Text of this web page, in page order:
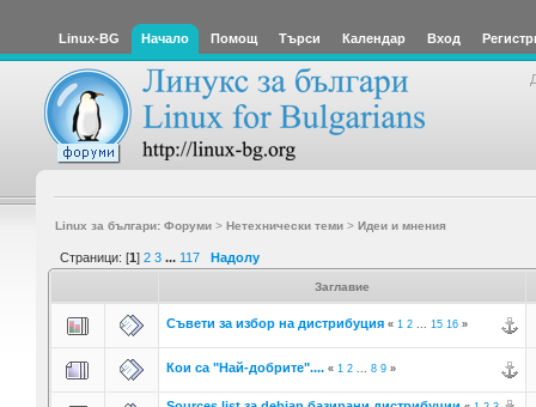
Linux-BG Начало Помощ Търси Календар Вход
Linux за българи: Форуми> Нетехнически теми> Идеи и мнения
Страници: [1] 2 3 ... 117 Надолу
Заглавие
Съвети за избор на дистрибуция « 1 2... 15 16»
Кои са "Най-добрите".... « 1 2... 8 9»